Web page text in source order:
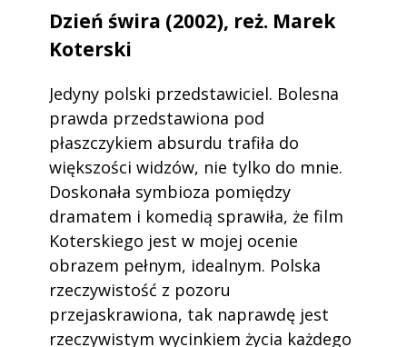
Dzień świra (2002), reż. Marek
Koterski
Jedyny polski przedstawiciel. Bolesna
prawda przedstawiona pod
płaszczykiem absurdu trafiła do
większości widzów, nie tylko do mnie.
Doskonała symbioza pomiędzy
dramatem i komedią sprawiła, że film
Koterskiego jest w mojej ocenie
obrazem pełnym, idealnym. Polska
rzeczywistość z pozoru
przejaskrawiona, tak naprawdę jest
rzeczywistym wycinkiem życia każdego